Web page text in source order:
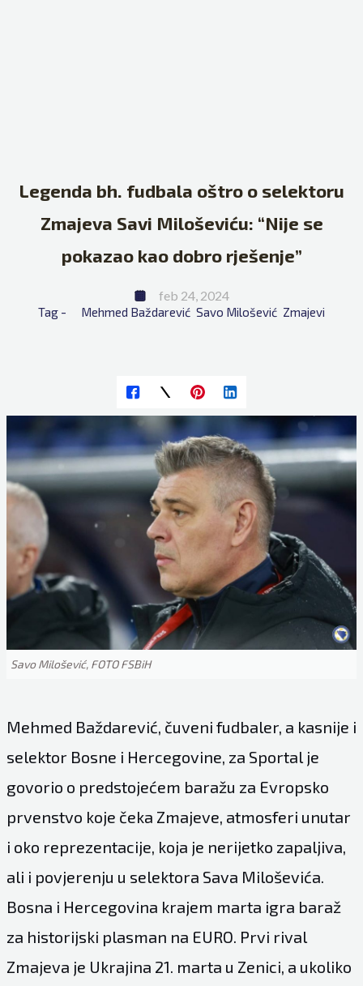
Legenda bh. fudbala oštro o selektoru
Zmajeva Savi Miloševiću: “Nije se
pokazao kao dobro rješenje”
feb 24, 2024
Tag - Mehmed Baždarević Savo Milošević Zmajevi
Savo Milošević, FOTO FSBiH
Mehmed Baždarević, čuveni fudbaler, a kasnije i
selektor Bosne i Hercegovine, za Sportal je
govorio o predstojećem baražu za Evropsko
prvenstvo koje čeka Zmajeve, atmosferi unutar
i oko reprezentacije, koja je nerijetko zapaljiva,
ali i povjerenju u selektora Sava Miloševića.
Bosna i Hercegovina krajem marta igra baraž
za historijski plasman na EURO. Prvi rival
Zmajeva je Ukrajina 21. marta u Zenici, a ukoliko